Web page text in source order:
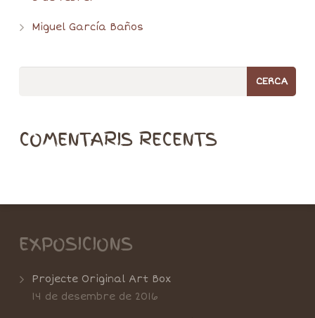
Miguel García Baños
COMENTARIS RECENTS
EXPOSICIONS
Projecte Original Art Box
14 de desembre de 2016